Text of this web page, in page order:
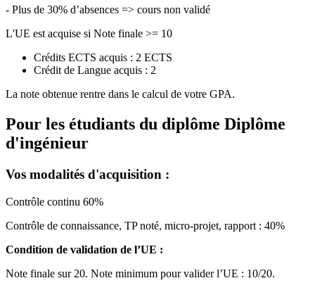
- Plus de 30% d’absences => cours non validé
L'UE est acquise si Note finale >= 10
Crédits ECTS acquis : 2 ECTS
Crédit de Langue acquis : 2
La note obtenue rentre dans le calcul de votre GPA.
Pour les étudiants du diplôme Diplôme
d'ingénieur
Vos modalités d'acquisition :
Contrôle continu 60%
Contrôle de connaissance, TP noté, micro-projet, rapport : 40%
Condition de validation de l’UE :
Note finale sur 20. Note minimum pour valider l’UE : 10/20.